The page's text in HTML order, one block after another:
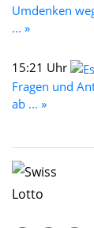
Umdenken
... »
15:21 Uhr
Fragen und
ab ... »